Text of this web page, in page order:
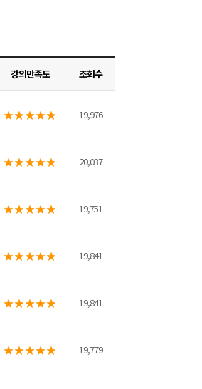
강의만족도 조회수
19,976
20,037
19,751
19,841
19,841
19,779